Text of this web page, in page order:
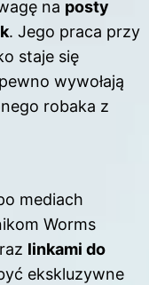
na posty
. Jego praca przy
staje się
wywołają
robaka z
mediach
Worms
linkami do
ekskluzywne